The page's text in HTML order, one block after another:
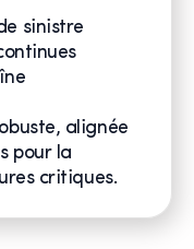
sinistre
alignée
pour la
critiques.